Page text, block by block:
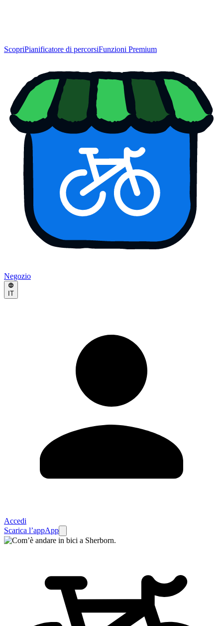
ScopriPianificatore di percorsiFunzioni Premium
Negozio
IT
Accedi
Scarica l’appApp